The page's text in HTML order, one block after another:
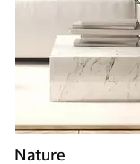
Nature